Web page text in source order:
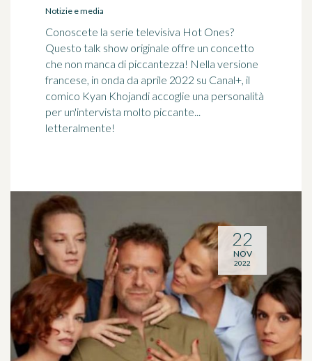
Notizie e media
Conoscete la serie televisiva Hot Ones?
Questo talk show originale offre un concetto
che non manca di piccantezza! Nella versione
francese, in onda da aprile 2022 su Canal+, il
comico Kyan Khojandi accoglie una personalità
per un'intervista molto piccante...
letteralmente!
22
NOV
2022